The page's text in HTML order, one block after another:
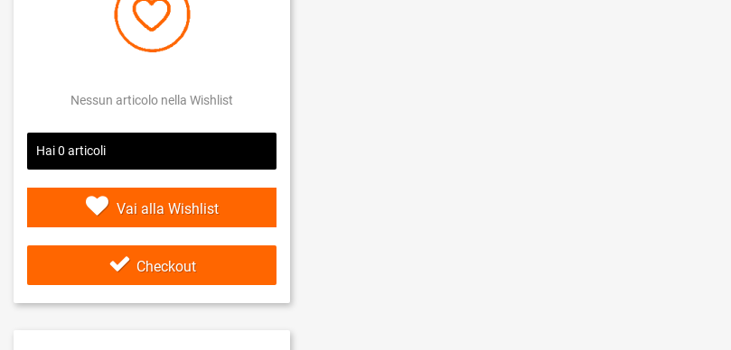
Nessun articolo nella Wishlist
Hai0 articoli
Vai alla Wishlist
Checkout